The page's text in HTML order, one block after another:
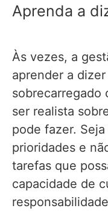
Aprenda a
Às vezes, a
aprender a
sobrecarregado
ser realista
pode fazer.
prioridades e
tarefas que
capacidade de